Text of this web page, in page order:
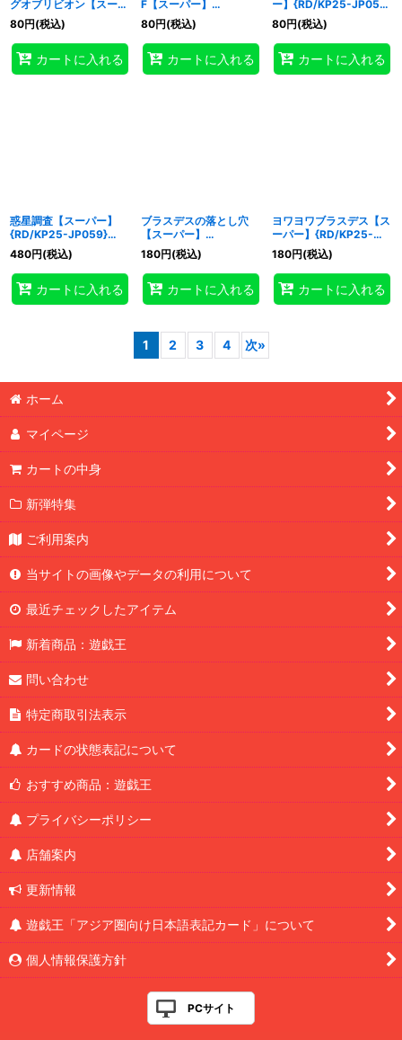
グオブリビオン【スーパ
ー】{RD/KP25-JP038}
《RDフュージョン》
80円(税込)
カートに入れる
F【スーパー】
{RD/KP25-JP043}
《RDフュージョン》
80円(税込)
カートに入れる
ー】{RD/KP25-JP050}
《RD魔法》
80円(税込)
カートに入れる
惑星調査【スーパー】
{RD/KP25-JP059}
《RD魔法》
480円(税込)
カートに入れる
ブラスデスの落とし穴
【スーパー】
{RD/KP25-JP064}
《RD罠》
180円(税込)
カートに入れる
ヨワヨワブラスデス【ス
ーパー】{RD/KP25-
JP066}《RDモンスタ
ー》
180円(税込)
カートに入れる
1 2 3 4 次»
ホーム
マイページ
カートの中身
新弾特集
ご利用案内
当サイトの画像やデータの利用について
最近チェックしたアイテム
新着商品：遊戯王
問い合わせ
特定商取引法表示
カードの状態表記について
おすすめ商品：遊戯王
プライバシーポリシー
店舗案内
更新情報
遊戯王「アジア圏向け日本語表記カード」について
個人情報保護方針
PCサイト